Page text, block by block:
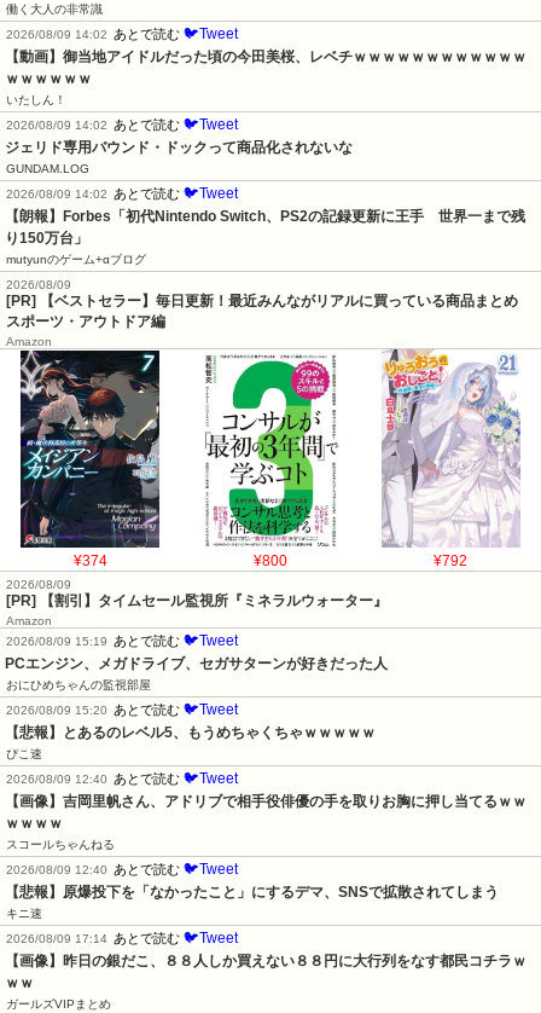
働く大人の非常識
2026/08/09 14:02
あとで読む 🐦Tweet
【動画】御当地アイドルだった頃の今田美桜、レベチｗｗｗｗｗｗｗｗｗｗｗｗ
ｗｗｗｗｗｗ
いたしん！
2026/08/09 14:02
あとで読む 🐦Tweet
ジェリド専用バウンド・ドックって商品化されないな
GUNDAM.LOG
2026/08/09 14:02
あとで読む 🐦Tweet
【朗報】Forbes「初代Nintendo Switch、PS2の記録更新に王手　世界一まで残
り150万台」
mutyunのゲーム+αブログ
2026/08/09
[PR] 【ベストセラー】毎日更新！最近みんながリアルに買っている商品まとめ
スポーツ・アウトドア編
Amazon
¥374 ¥800 ¥792
2026/08/09
[PR] 【割引】タイムセール監視所『ミネラルウォーター』
Amazon
2026/08/09 15:19
あとで読む 🐦Tweet
PCエンジン、メガドライブ、セガサターンが好きだった人
おにひめちゃんの監視部屋
2026/08/09 15:20
あとで読む 🐦Tweet
【悲報】とあるのレベル5、もうめちゃくちゃｗｗｗｗｗ
ぴこ速
2026/08/09 12:40
あとで読む 🐦Tweet
【画像】吉岡里帆さん、アドリブで相手役俳優の手を取りお胸に押し当てるｗｗ
ｗｗｗｗ
スコールちゃんねる
2026/08/09 12:40
あとで読む 🐦Tweet
【悲報】原爆投下を「なかったこと」にするデマ、SNSで拡散されてしまう
キニ速
2026/08/09 17:14 あとで読む 🐦Tweet
【画像】昨日の銀だこ、８８人しか買えない８８円に大行列をなす都民コチラｗ
ｗｗ
ガールズVIPまとめ